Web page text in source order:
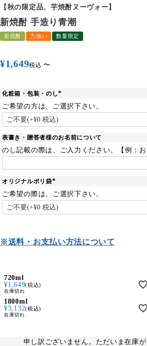
【秋の限定品、芋焼酎ヌーヴォー】
新焼酎 手造り青潮
新焼酎 力強い 数量限定
¥1,649税込 〜
化粧箱・包装・のし
必
須
ご希望の方は、ご選択下さい。
表書き・贈答者様のお名前について
のし記載の際は、ご入力ください。【例：お
オリジナルポリ袋
必
須
)
ご希望の際は、ご選択下さい。
※送料・お支払い方法について
720ml
¥1,649 税込
在庫切れ
1800ml
¥3,132 税込
在庫切れ
申し訳ございません。ただいま在庫が